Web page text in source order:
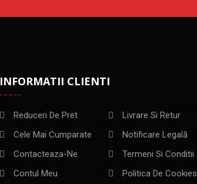
INFORMATII CLIENTI
Reduceri De Pret
Cele Mai Cumparate
Contacteaza-Ne
Contul Meu
Livrare Si Retur
Notificare Legală
Termeni Si Conditii
Politica De Cookies